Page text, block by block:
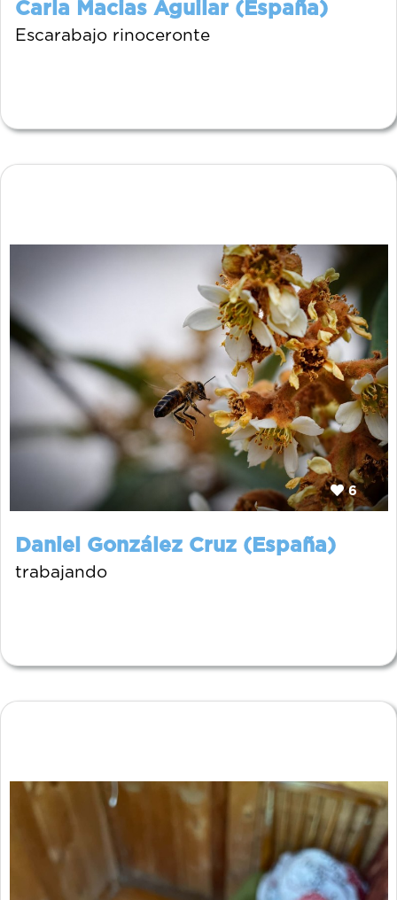
Carla Macias Aguilar (España)
Escarabajo rinoceronte
6
Daniel González Cruz (España)
trabajando